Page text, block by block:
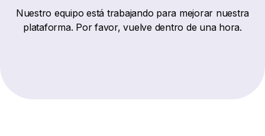
Nuestro equipo está trabajando para mejorar nuestra
plataforma. Por favor, vuelve dentro de una hora.